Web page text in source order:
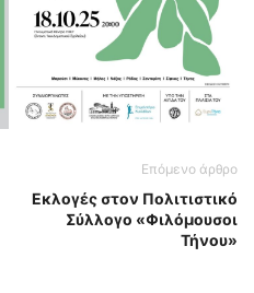
Επόμενο άρθρο
Εκλογές στον Πολιτιστικό
Σύλλογο «Φιλόμουσοι
Τήνου»